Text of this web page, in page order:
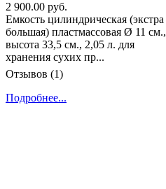
2 900.00 руб.
Емкость цилиндрическая (экстра
большая) пластмассовая Ø 11 см.,
высота 33,5 см., 2,05 л. для
хранения сухих пр...
Отзывов (1)
Подробнее...